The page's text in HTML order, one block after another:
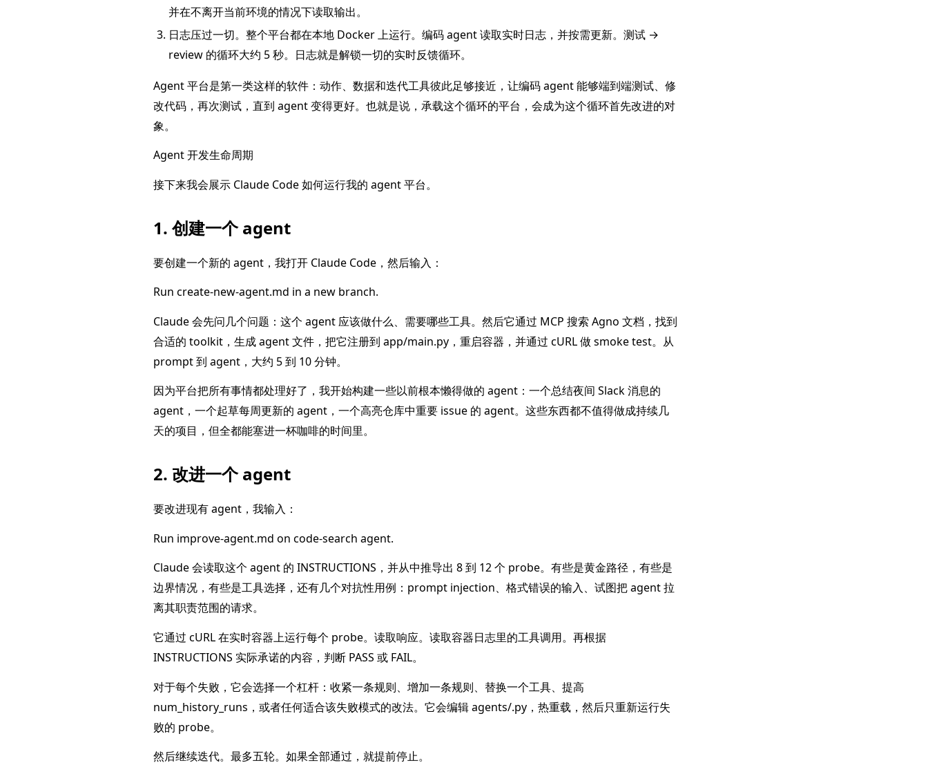
并在不离开当前环境的情况下读取输出。
日志压过一切。整个平台都在本地 Docker 上运行。编码 agent 读取实时日志，并按需更新。测试 →
review 的循环大约 5 秒。日志就是解锁一切的实时反馈循环。
Agent 平台是第一类这样的软件：动作、数据和迭代工具彼此足够接近，让编码 agent 能够端到端测试、修
改代码，再次测试，直到 agent 变得更好。也就是说，承载这个循环的平台，会成为这个循环首先改进的对
象。
Agent 开发生命周期
接下来我会展示 Claude Code 如何运行我的 agent 平台。
1. 创建一个 agent
要创建一个新的 agent，我打开 Claude Code，然后输入：
Run create-new-agent.md in a new branch.
Claude 会先问几个问题：这个 agent 应该做什么、需要哪些工具。然后它通过 MCP 搜索 Agno 文档，找到
合适的 toolkit，生成 agent 文件，把它注册到 app/main.py，重启容器，并通过 cURL 做 smoke test。从
prompt 到 agent，大约 5 到 10 分钟。
因为平台把所有事情都处理好了，我开始构建一些以前根本懒得做的 agent：一个总结夜间 Slack 消息的
agent，一个起草每周更新的 agent，一个高亮仓库中重要 issue 的 agent。这些东西都不值得做成持续几
天的项目，但全都能塞进一杯咖啡的时间里。
2. 改进一个 agent
要改进现有 agent，我输入：
Run improve-agent.md on code-search agent.
Claude 会读取这个 agent 的 INSTRUCTIONS，并从中推导出 8 到 12 个 probe。有些是黄金路径，有些是
边界情况，有些是工具选择，还有几个对抗性用例：prompt injection、格式错误的输入、试图把 agent 拉
离其职责范围的请求。
它通过 cURL 在实时容器上运行每个 probe。读取响应。读取容器日志里的工具调用。再根据
INSTRUCTIONS 实际承诺的内容，判断 PASS 或 FAIL。
对于每个失败，它会选择一个杠杆：收紧一条规则、增加一条规则、替换一个工具、提高
num_history_runs，或者任何适合该失败模式的改法。它会编辑 agents/.py，热重载，然后只重新运行失
败的 probe。
然后继续迭代。最多五轮。如果全部通过，就提前停止。